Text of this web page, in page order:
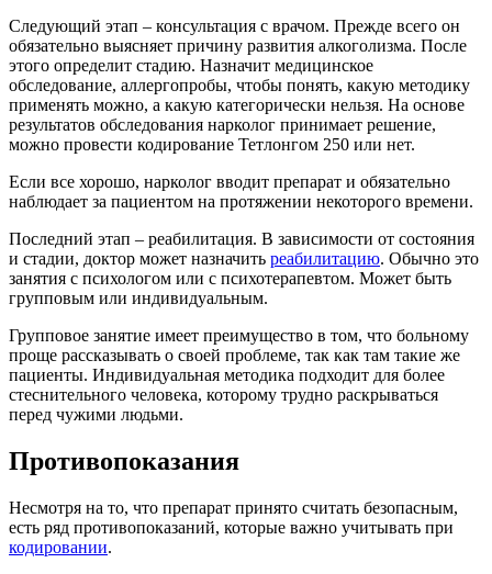
Следующий этап – консультация с врачом. Прежде всего он
обязательно выясняет причину развития алкоголизма. После
этого определит стадию. Назначит медицинское
обследование, аллергопробы, чтобы понять, какую методику
применять можно, а какую категорически нельзя. На основе
результатов обследования нарколог принимает решение,
можно провести кодирование Тетлонгом 250 или нет.
Если все хорошо, нарколог вводит препарат и обязательно
наблюдает за пациентом на протяжении некоторого времени.
Последний этап – реабилитация. В зависимости от состояния
и стадии, доктор может назначить реабилитацию. Обычно это
занятия с психологом или с психотерапевтом. Может быть
групповым или индивидуальным.
Групповое занятие имеет преимущество в том, что больному
проще рассказывать о своей проблеме, так как там такие же
пациенты. Индивидуальная методика подходит для более
стеснительного человека, которому трудно раскрываться
перед чужими людьми.
Противопоказания
Несмотря на то, что препарат принято считать безопасным,
есть ряд противопоказаний, которые важно учитывать при
кодировании.